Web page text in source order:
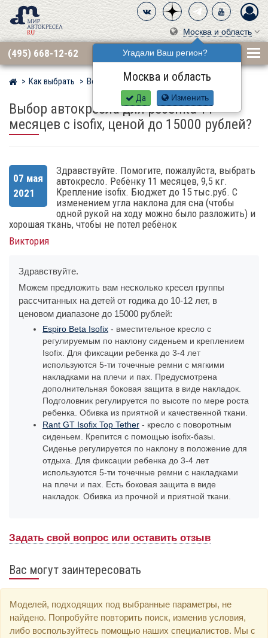
Москва и область
Угадали Ваш регион?
Москва и область
Да Изменить
(495) 668-12-62
Мир детских автокресел
Как выбрать Вопросы
Выбор автокресла для ребенка 11
месяцев с isofix, ценой до 15000 рублей?
07 мая
2021
Здравствуйте. Помогите, пожалуйста, выбрать
автокресло. Ребёнку 11 месяцев, 9,5 кг.
Крепление isofix. Бюджет до 15 тыс.руб. С
изменением угла наклона для сна (чтобы
одной рукой на ходу можно было разложить) и
хорошая ткань, чтобы не потел ребёнок
Виктория
Здравствуйте.
Можем предложить вам несколько кресел группы
рассчитанных на детей от годика до 10-12 лет, в
ценовом диапазоне до 15000 рублей:
Espiro Beta Isofix - вместительное кресло с
регулируемым по наклону сиденьем и креплением
Isofix. Для фиксации ребенка до 3-4 лет
используются 5-ти точечные ремни с мягкими
накладками на плечи и пах. Предусмотрена
дополнительная боковая защита в виде накладок.
Подголовник регулируется по высоте по мере роста
ребенка. Обивка из приятной и качественной ткани.
Rant GT Isofix Top Tether - кресло с поворотным
сиденьем. Крепится с помощью isofix-базы.
Сиденье регулируется по наклону в положение для
отдыха. Для фиксации ребенка до 3-4 лет
используются 5-ти точечные ремни с накладками
на плечи и пах. Есть боковая защита в виде
накладок. Обивка из прочной и приятной ткани.
Задать свой вопрос или оставить отзыв
Вас могут заинтересовать
Моделей, подходящих под выбранные параметры, не
найдено. Попробуйте повторить поиск, изменив условия,
либо воспользуйтесь помощью наших специалистов. Мы с